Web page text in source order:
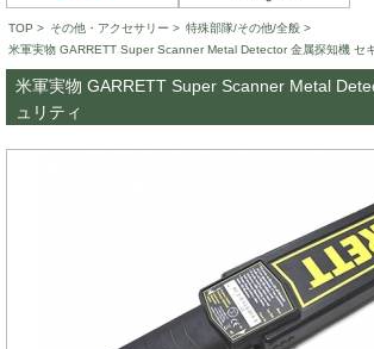
TOP > その他・アクセサリー > 特殊部隊/その他/全般 >
米軍実物 GARRETT Super Scanner Metal Detector 金属探知機 セ
米軍実物 GARRETT Super Scanner Metal
ュリティ